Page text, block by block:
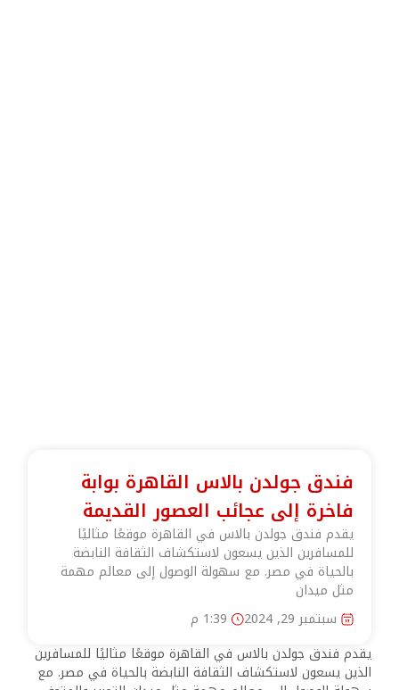
فندق جولدن بالاس القاهرة بوابة
فاخرة إلى عجائب العصور القديمة
يقدم فندق جولدن بالاس في القاهرة موقعًا مثاليًا
للمسافرين الذين يسعون لاستكشاف الثقافة النابضة
بالحياة في مصر. مع سهولة الوصول إلى معالم مهمة
مثل ميدان
سبتمبر 29, 2024
1:39 م
يقدم فندق جولدن بالاس في القاهرة موقعًا مثاليًا للمسافرين
الذين يسعون لاستكشاف الثقافة النابضة بالحياة في مصر. مع